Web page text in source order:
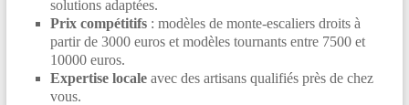
solutions adaptées.
Prix compétitifs: modèles de monte-escaliers droits à
partir de 3000 euros et modèles tournants entre 7500 et
10000 euros.
Expertise localeavec des artisans qualifiés près de chez
vous.